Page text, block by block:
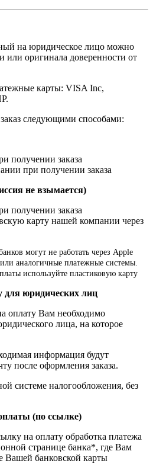
на юридическое лицо можно
или оригинала доверенности от
карты: VISA Inc,
следующими способами:
получении заказа
при получении заказа
не взымается)
получении заказа
карту нашей компании через
могут не работать через Apple
аналогичные платежные системы.
используйте пластиковую карту
для юридических лиц
оплату Вам необходимо
лица, на которое
информация будут
после оформления заказа.
системе налогообложения, без
(по ссылке)
на оплату обработка платежа
странице банка*, где Вам
Вашей банковской карты